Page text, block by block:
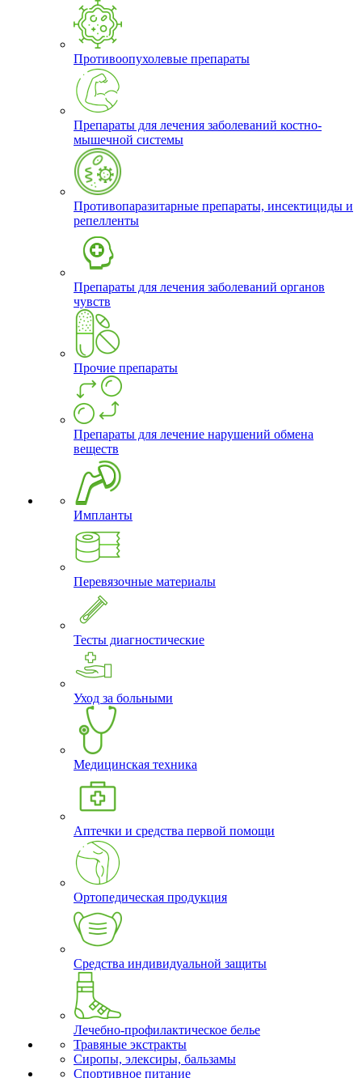
Противоопухолевые препараты
Препараты для лечения заболеваний костно-
мышечной системы
Противопаразитарные препараты, инсектициды и
репелленты
Препараты для лечения заболеваний органов
чувств
Прочие препараты
Препараты для лечение нарушений обмена
веществ
Импланты
Перевязочные материалы
Тесты диагностические
Уход за больными
Медицинская техника
Аптечки и средства первой помощи
Ортопедическая продукция
Средства индивидуальной защиты
Лечебно-профилактическое белье
Травяные экстракты
Сиропы, элексиры, бальзамы
Спортивное питание